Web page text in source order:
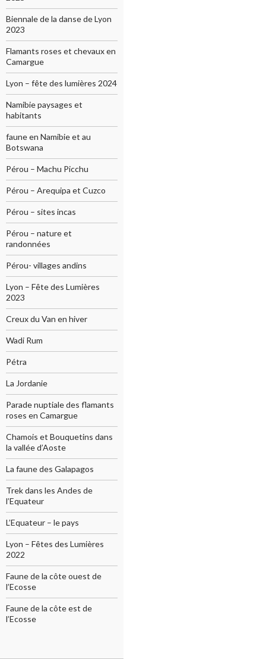
Biennale de la danse de Lyon
2023
Flamants roses et chevaux en
Camargue
Lyon – fête des lumières 2024
Namibie paysages et
habitants
faune en Namibie et au
Botswana
Pérou – Machu Picchu
Pérou – Arequipa et Cuzco
Pérou – sites incas
Pérou – nature et
randonnées
Pérou- villages andins
Lyon – Fête des Lumières
2023
Creux du Van en hiver
Wadi Rum
Pétra
La Jordanie
Parade nuptiale des flamants
roses en Camargue
Chamois et Bouquetins dans
la vallée d’Aoste
La faune des Galapagos
Trek dans les Andes de
l’Equateur
L’Equateur – le pays
Lyon – Fêtes des Lumières
2022
Faune de la côte ouest de
l’Ecosse
Faune de la côte est de
l’Ecosse